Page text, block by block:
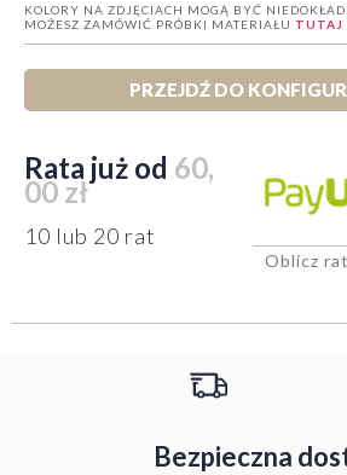
KOLORY NA ZDJĘCIACH MOGĄ BYĆ
MOŻESZ ZAMÓWIĆ PRÓBKI MATERIAŁU TUTAJ
PRZEJDŹ DO
Rata już od 60,
00 zł
10 lub 20 rat
Oblicz
Bezpieczna